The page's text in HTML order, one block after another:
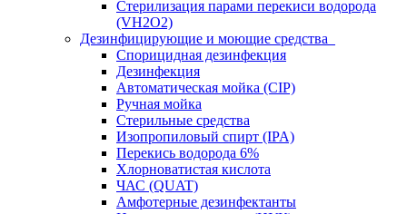
Стерилизация парами перекиси водорода
(VH2O2)
Дезинфицирующие и моющие средства
Спорицидная дезинфекция
Дезинфекция
Автоматическая мойка (CIP)
Ручная мойка
Стерильные средства
Изопропиловый спирт (IPA)
Перекись водорода 6%
Хлорноватистая кислота
ЧАС (QUAT)
Амфотерные дезинфектанты